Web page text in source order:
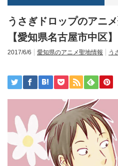
うさぎドロップのアニ
【愛知県名古屋市中区】
2017/6/6 愛知県のアニメ聖地情報 う